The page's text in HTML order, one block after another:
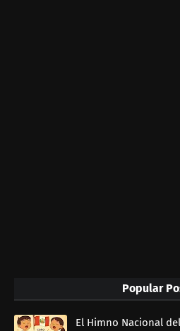
Popular
El Himno Nacional